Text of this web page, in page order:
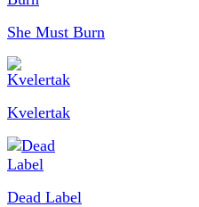
She Must Burn
Kvelertak
Dead Label